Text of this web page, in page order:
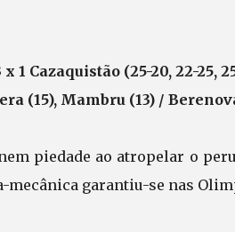
Cazaquistão (25-20, 22-25,
(15), Mambru (13) /
piedade ao atropelar o
mecânica garantiu-se nas